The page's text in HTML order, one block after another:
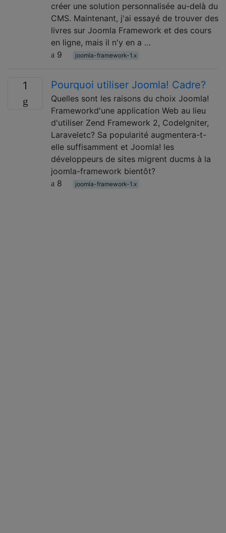
créer une solution personnalisée au-delà du
CMS. Maintenant, j'ai essayé de trouver des
livres sur Joomla Framework et des cours
en ligne, mais il n'y en a …
9
joomla-framework-1.x
1 Pourquoi utiliser Joomla! Cadre?
Quelles sont les raisons du choix Joomla!
Frameworkd'une application Web au lieu
d'utiliser Zend Framework 2, CodeIgniter,
Laraveletc? Sa popularité augmentera-t-
elle suffisamment et Joomla! les
développeurs de sites migrent ducms à la
joomla-framework bientôt?
8
joomla-framework-1.x